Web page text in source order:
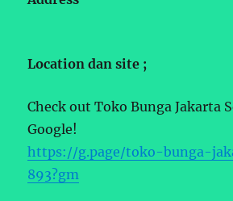
Location dan site ;
Check out Toko Bunga Jakarta
Google!
https://g.page/toko-bunga-
893?gm